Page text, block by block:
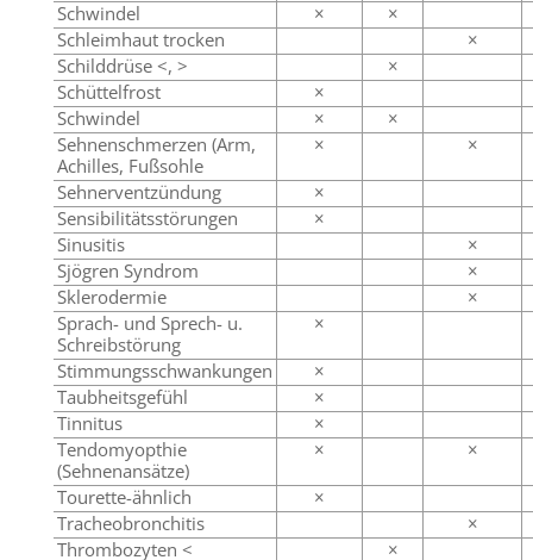
Schwindel
×
×
Schleimhaut trocken
×
Schilddrüse <, >
×
Schüttelfrost
×
Schwindel
×
×
Sehnenschmerzen (Arm,
Achilles, Fußsohle
×
×
Sehnerventzündung
×
Sensibilitätsstörungen
×
Sinusitis
×
Sjögren Syndrom
×
Sklerodermie
×
Sprach- und Sprech- u.
Schreibstörung
×
Stimmungsschwankungen
×
Taubheitsgefühl
×
Tinnitus
×
Tendomyopthie
(Sehnenansätze)
×
×
Tourette-ähnlich
×
Tracheobronchitis
×
Thrombozyten <
×